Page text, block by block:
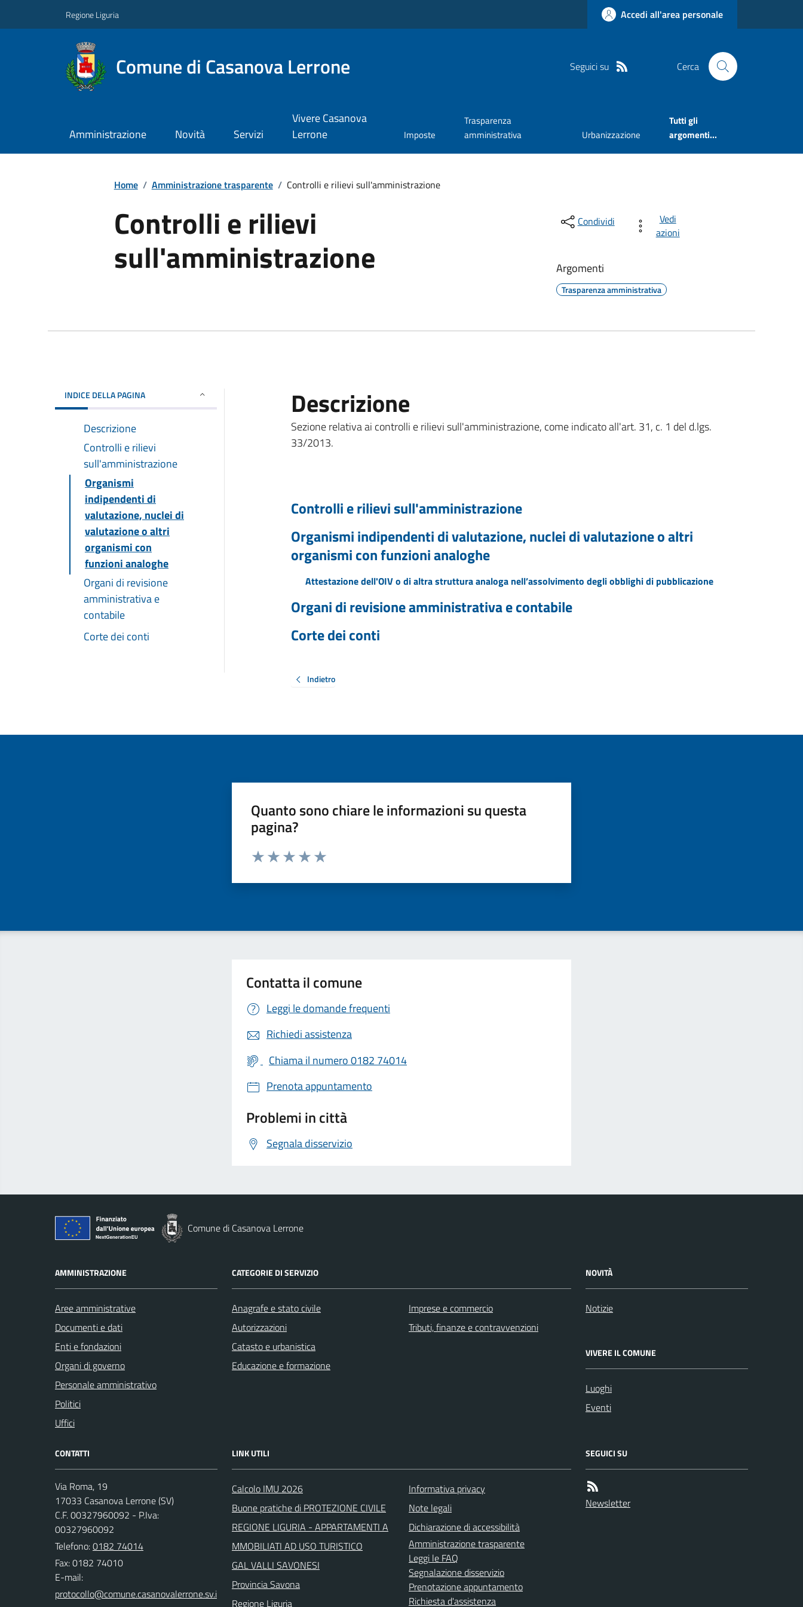
Regione Liguria Accedi all'area personale
Comune di Casanova Lerrone Seguici su Cerca
Amministrazione Novità Servizi
Vivere Casanova
Lerrone
Imposte
Trasparenza
amministrativa
Urbanizzazione
Tutti gli
argomenti...
Home / Amministrazione trasparente / Controlli e rilievi sull'amministrazione
Controlli e rilievi
sull'amministrazione
Condividi
Vedi
azioni
Argomenti
Trasparenza amministrativa
INDICE DELLA PAGINA
Descrizione
Controlli e rilievi
sull'amministrazione
Organismi
indipendenti di
valutazione, nuclei di
valutazione o altri
organismi con
funzioni analoghe
Organi di revisione
amministrativa e
contabile
Corte dei conti
Descrizione
Sezione relativa ai controlli e rilievi sull'amministrazione, come indicato all'art. 31, c. 1 del d.lgs.
33/2013.
Controlli e rilievi sull'amministrazione
Organismi indipendenti di valutazione, nuclei di valutazione o altri
organismi con funzioni analoghe
Attestazione dell'OIV o di altra struttura analoga nell’assolvimento degli obblighi di pubblicazione
Organi di revisione amministrativa e contabile
Corte dei conti
Indietro
Quanto sono chiare le informazioni su questa
pagina?
Valuta da 1 a 5 stelle la pagina
Contatta il comune
Leggi le domande frequenti
Richiedi assistenza
Chiama il numero 0182 74014
Prenota appuntamento
Problemi in città
Segnala disservizio
Comune di Casanova Lerrone
AMMINISTRAZIONE
Aree amministrative
Documenti e dati
Enti e fondazioni
Organi di governo
Personale amministrativo
Politici
Uffici
CATEGORIE DI SERVIZIO
Anagrafe e stato civile
Autorizzazioni
Catasto e urbanistica
Educazione e formazione
Imprese e commercio
Tributi, finanze e contravvenzioni
NOVITÀ
Notizie
VIVERE IL COMUNE
Luoghi
Eventi
CONTATTI
Via Roma, 19
17033 Casanova Lerrone (SV)
C.F. 00327960092 - P.Iva:
00327960092
Telefono:0182 74014
Fax: 0182 74010
E-mail:
LINK UTILI
Calcolo IMU 2026
Buone pratiche di PROTEZIONE CIVILE
REGIONE LIGURIA - APPARTAMENTI A
MMOBILIATI AD USO TURISTICO
GAL VALLI SAVONESI
Provincia Savona
Regione Liguria
Informativa privacy
Note legali
Dichiarazione di accessibilità
Amministrazione trasparente
Leggi le FAQ
Segnalazione disservizio
Prenotazione appuntamento
Richiesta d'assistenza
SEGUICI SU
Newsletter